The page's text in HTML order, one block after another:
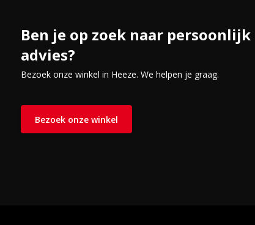
Ben je op zoek naar persoonlijk
advies?
Bezoek onze winkel in Heeze. We helpen je graag.
Bezoek onze winkel